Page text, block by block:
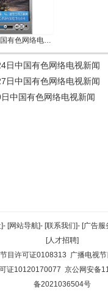
2026年2月27日中国有色网络电视新闻
日中国有色网络电视新闻
日中国有色网络电视新闻
中国有色网络电视新闻
返回顶部
返回首页
- [网站导航]- [联系我们]- [广告服
[人才招聘]
目许可证0108313 广播电视
证10120170077 京公网安备
备2021036504号